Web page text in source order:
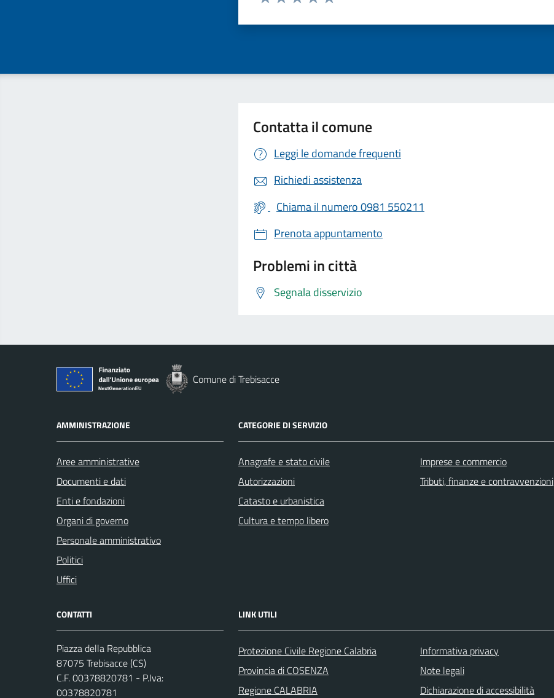
Contatta il comune
Leggi le domande frequenti
Richiedi assistenza
Chiama il numero 0981 550211
Prenota appuntamento
Problemi in città
Segnala disservizio
Comune di Trebisacce
AMMINISTRAZIONE
Aree amministrative
Documenti e dati
Enti e fondazioni
Organi di governo
Personale amministrativo
Politici
Uffici
CATEGORIE DI SERVIZIO
Anagrafe e stato civile
Autorizzazioni
Catasto e urbanistica
Cultura e tempo libero
Imprese e commercio
Tributi, finanze e contravvenzioni
CONTATTI
Piazza della Repubblica
87075 Trebisacce (CS)
C.F. 00378820781 - P.Iva:
00378820781
LINK UTILI
Protezione Civile Regione Calabria
Provincia di COSENZA
Regione CALABRIA
Informativa privacy
Note legali
Dichiarazione di accessibilità